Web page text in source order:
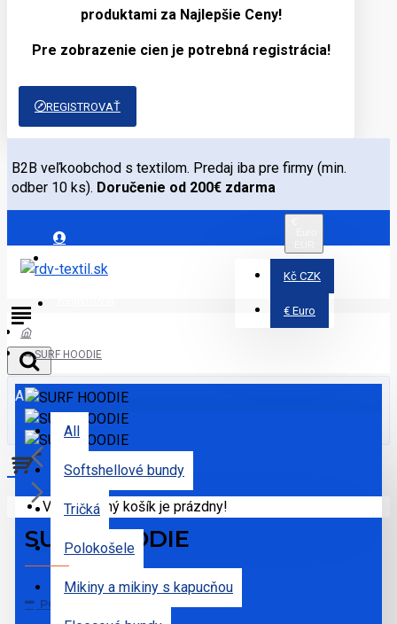
produktami za Najlepšie Ceny!
Pre zobrazenie cien je potrebná registrácia!
REGISTROVAŤ
B2B veľkoobchod s textilom. Predaj iba pre firmy (min.
odber 10 ks). Doručenie od 200€ zdarma
Kč CZK
€ Euro
All
All
Softshellové bundy
Tričká
Polokošele
Mikiny a mikiny s kapucňou
Váš nákupný košík je prázdny!
SURF HOODIE
SURF HOODIE
POPIS